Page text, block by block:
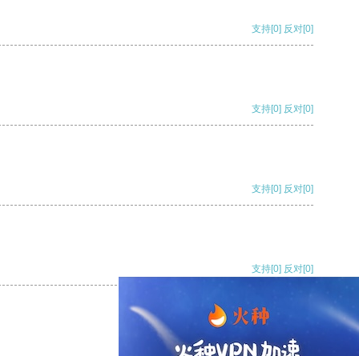
支持[0] 反对[0]
支持[0] 反对[0]
支持[0] 反对[0]
支持[0] 反对[0]
支持[0] 反对